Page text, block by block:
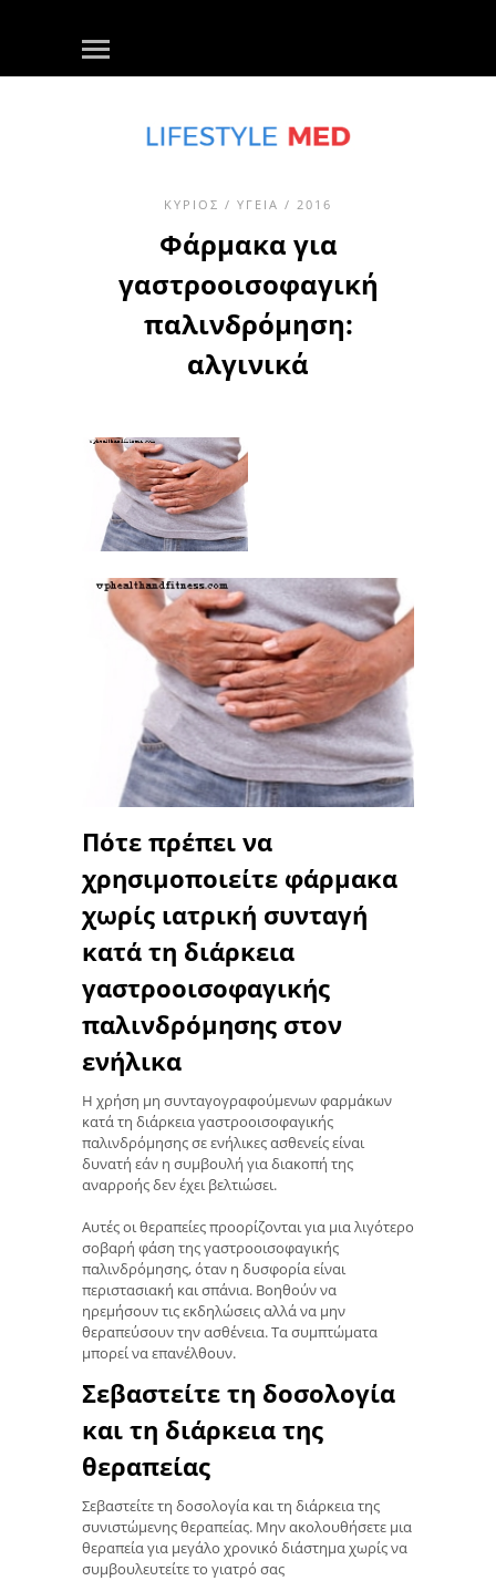
ΚΎΡΙΟΣ / ΥΓΕΊΑ / 2016
Φάρμακα για
γαστροοισοφαγική
παλινδρόμηση:
αλγινικά
Πότε πρέπει να
χρησιμοποιείτε φάρμακα
χωρίς ιατρική συνταγή
κατά τη διάρκεια
γαστροοισοφαγικής
παλινδρόμησης στον
ενήλικα
Η χρήση μη συνταγογραφούμενων φαρμάκων
κατά τη διάρκεια γαστροοισοφαγικής
παλινδρόμησης σε ενήλικες ασθενείς είναι
δυνατή εάν η συμβουλή για διακοπή της
αναρροής δεν έχει βελτιώσει.
Αυτές οι θεραπείες προορίζονται για μια λιγότερο
σοβαρή φάση της γαστροοισοφαγικής
παλινδρόμησης, όταν η δυσφορία είναι
περιστασιακή και σπάνια. Βοηθούν να
ηρεμήσουν τις εκδηλώσεις αλλά να μην
θεραπεύσουν την ασθένεια. Τα συμπτώματα
μπορεί να επανέλθουν.
Σεβαστείτε τη δοσολογία
και τη διάρκεια της
θεραπείας
Σεβαστείτε τη δοσολογία και τη διάρκεια της
συνιστώμενης θεραπείας. Μην ακολουθήσετε μια
θεραπεία για μεγάλο χρονικό διάστημα χωρίς να
συμβουλευτείτε το γιατρό σας